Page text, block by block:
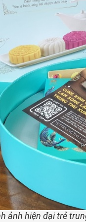
ảnh hiện đại trẻ